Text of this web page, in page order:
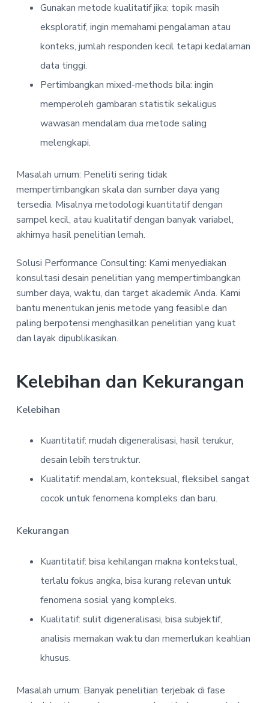
Gunakan metode kualitatif jika: topik masih
eksploratif, ingin memahami pengalaman atau
konteks, jumlah responden kecil tetapi kedalaman
data tinggi.
Pertimbangkan mixed-methods bila: ingin
memperoleh gambaran statistik sekaligus
wawasan mendalam dua metode saling
melengkapi.
Masalah umum: Peneliti sering tidak
mempertimbangkan skala dan sumber daya yang
tersedia. Misalnya metodologi kuantitatif dengan
sampel kecil, atau kualitatif dengan banyak variabel,
akhirnya hasil penelitian lemah.
Solusi Performance Consulting: Kami menyediakan
konsultasi desain penelitian yang mempertimbangkan
sumber daya, waktu, dan target akademik Anda. Kami
bantu menentukan jenis metode yang feasible dan
paling berpotensi menghasilkan penelitian yang kuat
dan layak dipublikasikan.
Kelebihan dan Kekurangan
Kelebihan
Kuantitatif: mudah digeneralisasi, hasil terukur,
desain lebih terstruktur.
Kualitatif: mendalam, konteksual, fleksibel sangat
cocok untuk fenomena kompleks dan baru.
Kekurangan
Kuantitatif: bisa kehilangan makna kontekstual,
terlalu fokus angka, bisa kurang relevan untuk
fenomena sosial yang kompleks.
Kualitatif: sulit digeneralisasi, bisa subjektif,
analisis memakan waktu dan memerlukan keahlian
khusus.
Masalah umum: Banyak penelitian terjebak di fase